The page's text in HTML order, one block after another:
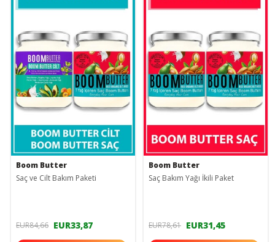
Boom Butter
Saç ve Cilt Bakım Paketi
EUR84,66 EUR33,87
Boom Butter
Saç Bakım Yağı İkili Paket
EUR78,61 EUR31,45